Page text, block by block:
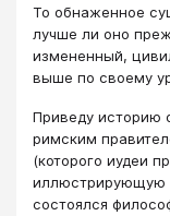
То обнаженное
лучше ли оно
измененный,
выше по своему
Приведу историю
римским
(которого иудеи
иллюстрирующую
состоялся